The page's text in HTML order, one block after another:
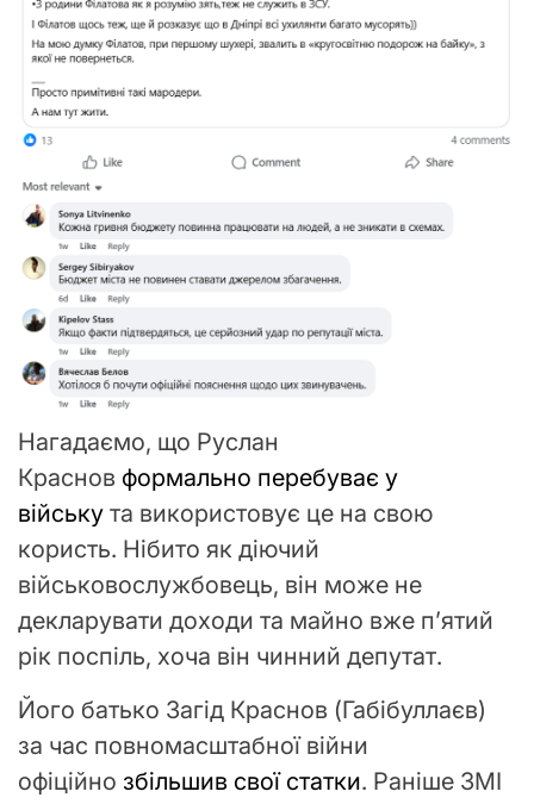
Нагадаємо, що Руслан
Краснов формально перебуває у
війську та використовує це на свою
користь. Нібито як діючий
військовослужбовець, він може не
декларувати доходи та майно вже пʼятий
рік поспіль, хоча він чинний депутат.
Його батько Загід Краснов (Габібуллаєв)
за час повномасштабної війни
офіційно збільшив свої статки. Раніше ЗМІ